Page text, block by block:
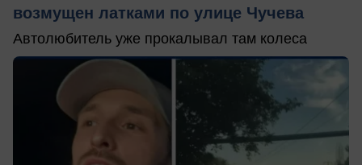
возмущен латками по улице Чучева
Автолюбитель уже прокалывал там колеса